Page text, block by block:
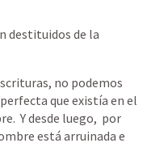
destituidos de la
no podemos
que existía en el
Y desde luego,  por
está arruinada e